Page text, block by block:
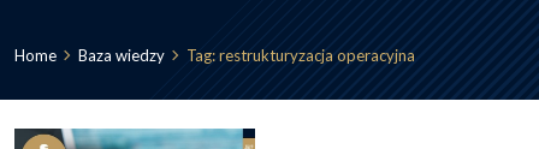
Home Baza wiedzy Tag:restrukturyzacja operacyjna